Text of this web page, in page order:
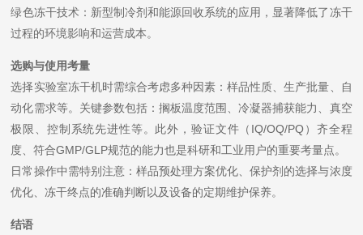
​​绿色冻干技术​​：新型制冷剂和能源回收系统的应用，显著降低了冻干
过程的环境影响和运营成本。
选购与使用考量
选择实验室冻干机时需综合考虑多种因素：样品性质、生产批量、自
动化需求等。关键参数包括：搁板温度范围、冷凝器捕获能力、真空
极限、控制系统先进性等。此外，验证文件（IQ/OQ/PQ）齐全程
度、符合GMP/GLP规范的能力也是科研和工业用户的重要考量点。
日常操作中需特别注意：样品预处理方案优化、保护剂的选择与浓度
优化、冻干终点的准确判断以及设备的定期维护保养。
结语